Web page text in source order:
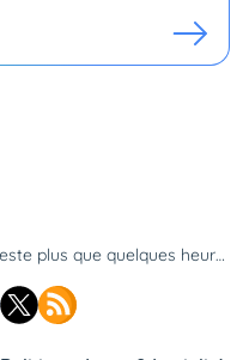
Il ne vous reste plus que quelques heures pour profiter de cette offre Canal à -50% (et vous auriez tort de ne pas en profiter)